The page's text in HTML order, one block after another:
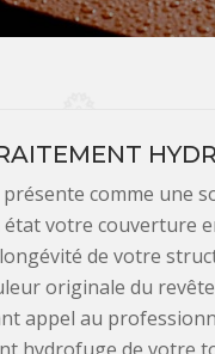
comme une
votre couverture
de votre
originale du
appel au